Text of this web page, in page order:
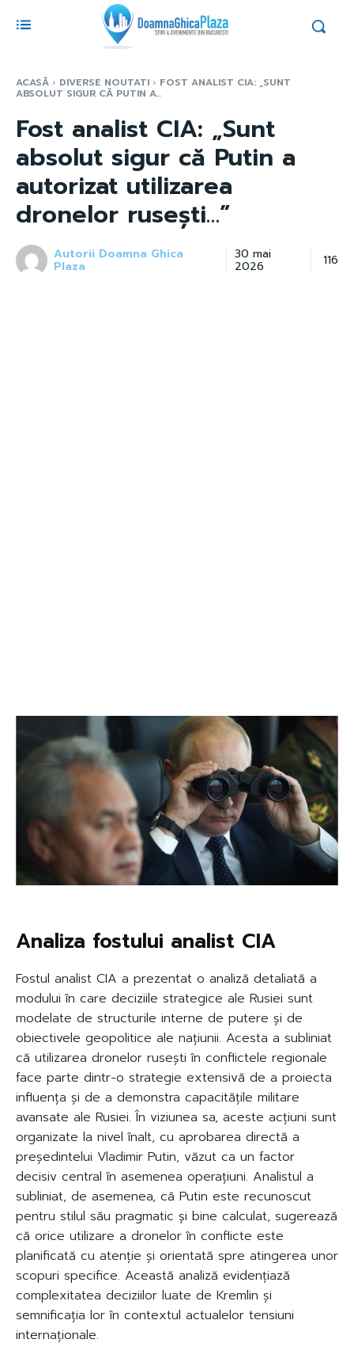
ACASĂ DIVERSE NOUTATI FOST ANALIST CIA: „SUNT
ABSOLUT SIGUR CĂ PUTIN A...
Fost analist CIA: „Sunt
absolut sigur că Putin a
autorizat utilizarea
dronelor rusești…”
Autorii Doamna Ghica
Plaza
30 mai
2026 116
Analiza fostului analist CIA
Fostul analist CIA a prezentat o analiză detaliată a
modului în care deciziile strategice ale Rusiei sunt
modelate de structurile interne de putere și de
obiectivele geopolitice ale națiunii. Acesta a subliniat
că utilizarea dronelor rusești în conflictele regionale
face parte dintr-o strategie extensivă de a proiecta
influența și de a demonstra capacitățile militare
avansate ale Rusiei. În viziunea sa, aceste acțiuni sunt
organizate la nivel înalt, cu aprobarea directă a
președintelui Vladimir Putin, văzut ca un factor
decisiv central în asemenea operațiuni. Analistul a
subliniat, de asemenea, că Putin este recunoscut
pentru stilul său pragmatic și bine calculat, sugerează
că orice utilizare a dronelor în conflicte este
planificată cu atenție și orientată spre atingerea unor
scopuri specifice. Această analiză evidențiază
complexitatea deciziilor luate de Kremlin și
semnificația lor în contextul actualelor tensiuni
internaționale.